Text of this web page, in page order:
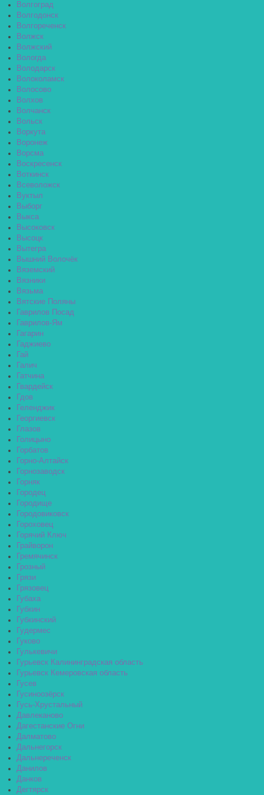
Волгоград
Волгодонск
Волгореченск
Волжск
Волжский
Вологда
Володарск
Волоколамск
Волосово
Волхов
Волчанск
Вольск
Воркута
Воронеж
Ворсма
Воскресенск
Воткинск
Всеволожск
Вуктыл
Выборг
Выкса
Высоковск
Высоцк
Вытегра
Вышний Волочёк
Вяземский
Вязники
Вязьма
Вятские Поляны
Гаврилов Посад
Гаврилов-Ям
Гагарин
Гаджиево
Гай
Галич
Гатчина
Гвардейск
Гдов
Геленджик
Георгиевск
Глазов
Голицыно
Горбатов
Горно-Алтайск
Горнозаводск
Горняк
Городец
Городище
Городовиковск
Гороховец
Горячий Ключ
Грайворон
Гремячинск
Грозный
Грязи
Грязовец
Губаха
Губкин
Губкинский
Гудермес
Гуково
Гулькевичи
Гурьевск Калининградская область
Гурьевск Кемеровская область
Гусев
Гусиноозёрск
Гусь-Хрустальный
Давлеканово
Дагестанские Огни
Далматово
Дальнегорск
Дальнереченск
Данилов
Данков
Дегтярск